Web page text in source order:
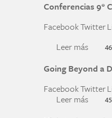
Conferencias 9°
FacebookTwitter
Leer más
Going Beyond a
FacebookTwitter
Leer más